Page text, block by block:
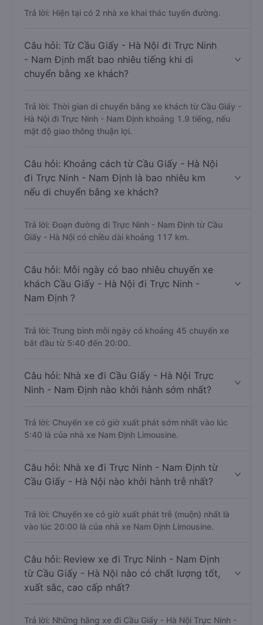
Trả lời: Hiện tại có 2 nhà xe khai thác tuyến đường.
Câu hỏi: Từ Cầu Giấy - Hà Nội đi Trực Ninh
- Nam Định mất bao nhiêu tiếng khi di
chuyển bằng xe khách?
Trả lời: Thời gian di chuyển bằng xe khách từ Cầu Giấy -
Hà Nội đi Trực Ninh - Nam Định khoảng 1.9 tiếng, nếu
mật độ giao thông thuận lợi.
Câu hỏi: Khoảng cách từ Cầu Giấy - Hà Nội
đi Trực Ninh - Nam Định là bao nhiêu km
nếu di chuyển bằng xe khách?
Trả lời: Đoạn đường đi Trực Ninh - Nam Định từ Cầu
Giấy - Hà Nội có chiều dài khoảng 117 km.
Câu hỏi: Mỗi ngày có bao nhiêu chuyến xe
khách Cầu Giấy - Hà Nội đi Trực Ninh -
Nam Định ?
Trả lời: Trung bình mỗi ngày có khoảng 45 chuyến xe
bắt đầu từ 5:40 đến 20:00.
Câu hỏi: Nhà xe đi Cầu Giấy - Hà Nội Trực
Ninh - Nam Định nào khởi hành sớm nhất?
Trả lời: Chuyến xe có giờ xuất phát sớm nhất vào lúc
5:40 là của nhà xe Nam Định Limousine.
Câu hỏi: Nhà xe đi Trực Ninh - Nam Định từ
Cầu Giấy - Hà Nội nào khởi hành trễ nhất?
Trả lời: Chuyến xe có giờ xuất phát trễ (muộn) nhất là
vào lúc 20:00 là của nhà xe Nam Định Limousine.
Câu hỏi: Review xe đi Trực Ninh - Nam Định
từ Cầu Giấy - Hà Nội nào có chất lượng tốt,
xuất sắc, cao cấp nhất?
Trả lời: Những hãng xe đi Cầu Giấy - Hà Nội Trực Ninh -